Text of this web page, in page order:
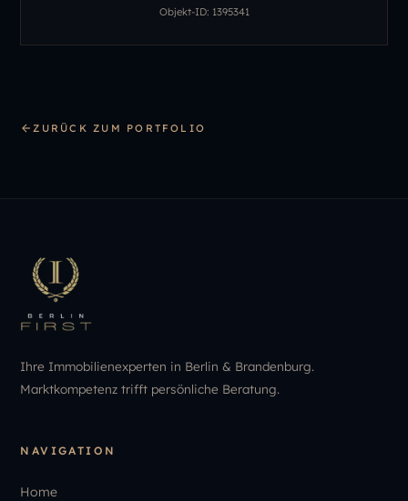
Objekt-ID: 1395341
ZURÜCK ZUM PORTFOLIO
Ihre Immobilienexperten in Berlin & Brandenburg.
Marktkompetenz trifft persönliche Beratung.
NAVIGATION
Home